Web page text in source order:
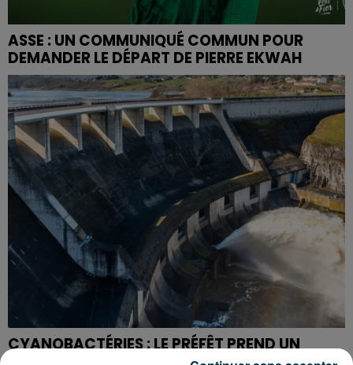
ASSE : UN COMMUNIQUÉ COMMUN POUR
DEMANDER LE DÉPART DE PIERRE EKWAH
CYANOBACTÉRIES : LE PRÉFÊT PREND UN